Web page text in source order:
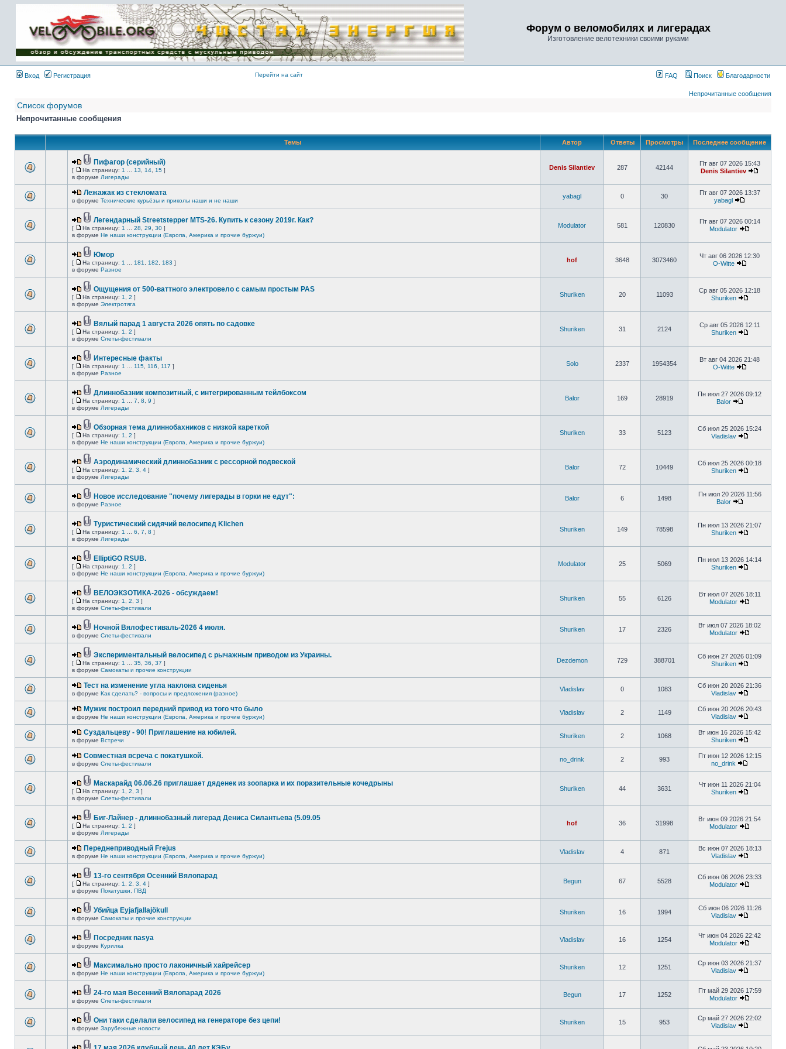
Имя пользователя:
Пароль:
{ LOG_ME_IN_SHORT
}
Форум о веломобилях и лигерадах
Изготовление велотехники своими руками
Вход Регистрация Перейти на сайт FAQ Поиск Благодарности
Непрочитанные сообщения
Список форумов
Непрочитанные сообщения
Темы Автор Ответы Просмотры Последнее сообщение
Пифагор (серийный)
[ На страницу: 1 13 14 15 ]
в форуме Лигерады
Denis Silantiev 287 42144
Пт авг 07 2026 15:43
Denis Silantiev
Лежажак из стекломата
в форуме Технические курьёзы и приколы наши и не наши
yabagl 0 30
Пт авг 07 2026 13:37
yabagl
Легендарный Streetstepper MTS-26. Купить к сезону 2019г. Как?
[ На страницу: 1 28 29 30 ]
в форуме Не наши конструкции (Европа, Америка и прочие буржуи)
Modulator 581 120830
Пт авг 07 2026 00:14
Modulator
Юмор
[ На страницу: 1 181 182 183 ]
в форуме Разное
hof 3648 3073460
Чт авг 06 2026 12:30
O-Witte
Ощущения от 500-ваттного электровело с самым простым PAS
[ На страницу: 1 2 ]
в форуме Электротяга
Shuriken 20 11093
Ср авг 05 2026 12:18
Shuriken
Вялый парад 1 августа 2026 опять по садовке
[ На страницу: 1 2 ]
в форуме Слеты-фестивали
Shuriken 31 2124
Ср авг 05 2026 12:11
Shuriken
Интересные факты
[ На страницу: 1 115 116 117 ]
в форуме Разное
Solo 2337 1954354
Вт авг 04 2026 21:48
O-Witte
Длиннобазник композитный, с интегрированным тейлбоксом
[ На страницу: 1 7 8 9 ]
в форуме Лигерады
Balor 169 28919
Пн июл 27 2026 09:12
Balor
Обзорная тема длиннобахников с низкой кареткой
[ На страницу: 1 2 ]
в форуме Не наши конструкции (Европа, Америка и прочие буржуи)
Shuriken 33 5123
Сб июл 25 2026 15:24
Vladislav
Аэродинамический длиннобазник с рессорной подвеской
[ На страницу: 1 2 3 4 ]
в форуме Лигерады
Balor 72 10449
Сб июл 25 2026 00:18
Shuriken
Новое исследование "почему лигерады в горки не едут":
в форуме Разное
Balor 6 1498
Пн июл 20 2026 11:56
Balor
Туристический сидячий велосипед Klichen
[ На страницу: 1 6 7 8 ]
в форуме Лигерады
Shuriken 149 78598
Пн июл 13 2026 21:07
Shuriken
ElliptiGO RSUB.
[ На страницу: 1 2 ]
в форуме Не наши конструкции (Европа, Америка и прочие буржуи)
Modulator 25 5069
Пн июл 13 2026 14:14
Shuriken
ВЕЛОЭКЗОТИКА-2026 - обсуждаем!
[ На страницу: 1 2 3 ]
в форуме Слеты-фестивали
Shuriken 55 6126
Вт июл 07 2026 18:11
Modulator
Ночной Вялофестиваль-2026 4 июля.
в форуме Слеты-фестивали
Shuriken 17 2326
Вт июл 07 2026 18:02
Modulator
Экспериментальный велосипед с рычажным приводом из Украины.
[ На страницу: 1 35 36 37 ]
в форуме Самокаты и прочие конструкции
Dezdemon 729 388701
Сб июн 27 2026 01:09
Shuriken
Тест на изменение угла наклона сиденья
в форуме Как сделать? - вопросы и предложения (разное)
Vladislav 0 1083
Сб июн 20 2026 21:36
Vladislav
Мужик построил передний привод из того что было
в форуме Не наши конструкции (Европа, Америка и прочие буржуи)
Vladislav 2 1149
Сб июн 20 2026 20:43
Vladislav
Суздальцеву - 90! Приглашение на юбилей.
в форуме Встречи
Shuriken 2 1068
Вт июн 16 2026 15:42
Shuriken
Совместная всреча с покатушкой.
в форуме Слеты-фестивали
no_drink 2 993
Пт июн 12 2026 12:15
no_drink
Маскарайд 06.06.26 приглашает дяденек из зоопарка и их поразительные кочедрыны
[ На страницу: 1 2 3 ]
в форуме Слеты-фестивали
Shuriken 44 3631
Чт июн 11 2026 21:04
Shuriken
Биг-Лайнер - длиннобазный лигерад Дениса Силантьева (5.09.05
[ На страницу: 1 2 ]
в форуме Лигерады
hof 36 31998
Вт июн 09 2026 21:54
Modulator
Переднеприводный Frejus
в форуме Не наши конструкции (Европа, Америка и прочие буржуи)
Vladislav 4 871
Вс июн 07 2026 18:13
Vladislav
13-го сентября Осенний Вялопарад
[ На страницу: 1 2 3 4 ]
в форуме Покатушки, ПВД
Begun 67 5528
Сб июн 06 2026 23:33
Modulator
Убийца Eyjafjallajökull
в форуме Самокаты и прочие конструкции
Shuriken 16 1994
Сб июн 06 2026 11:26
Vladislav
Посредник nasya
в форуме Курилка
Vladislav 16 1254
Чт июн 04 2026 22:42
Modulator
Максимально просто лаконичный хайрейсер
в форуме Не наши конструкции (Европа, Америка и прочие буржуи)
Shuriken 12 1251
Ср июн 03 2026 21:37
Vladislav
24-го мая Весенний Вялопарад 2026
в форуме Слеты-фестивали
Begun 17 1252
Пт май 29 2026 17:59
Modulator
Они таки сделали велосипед на генераторе без цепи!
в форуме Зарубежные новости
Shuriken 15 953
Ср май 27 2026 22:02
Vladislav